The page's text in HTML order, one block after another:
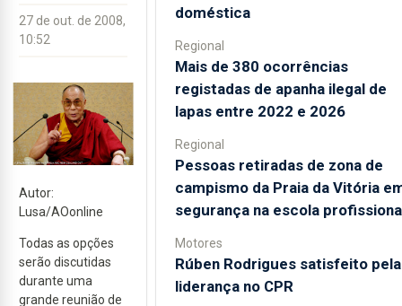
27 de out. de 2008,
10:52
Autor:
Lusa/AOonline
Todas as opções
serão discutidas
durante uma
grande reunião de
doméstica
Regional
Mais de 380 ocorrências
registadas de apanha ilegal de
lapas entre 2022 e 2026
Regional
Pessoas retiradas de zona de
campismo da Praia da Vitória
segurança na escola
Motores
Rúben Rodrigues satisfeito pela
liderança no CPR